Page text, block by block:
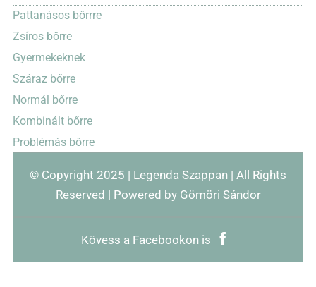
Pattanásos bőrrre
Zsíros bőrre
Gyermekeknek
Száraz bőrre
Normál bőrre
Kombinált bőrre
Problémás bőrre
© Copyright 2025 | Legenda Szappan | All Rights
Reserved | Powered by Gömöri Sándor
Kövess a Facebookon is